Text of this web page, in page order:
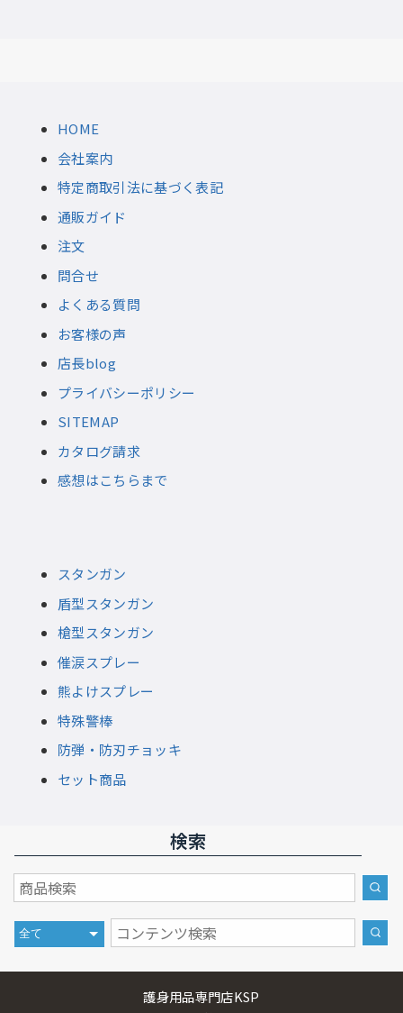
HOME
会社案内
特定商取引法に基づく表記
通販ガイド
注文
問合せ
よくある質問
お客様の声
店長blog
プライバシーポリシー
SITEMAP
カタログ請求
感想はこちらまで
スタンガン
盾型スタンガン
槍型スタンガン
催涙スプレー
熊よけスプレー
特殊警棒
防弾・防刃チョッキ
セット商品
検索
護身用品専門店KSP